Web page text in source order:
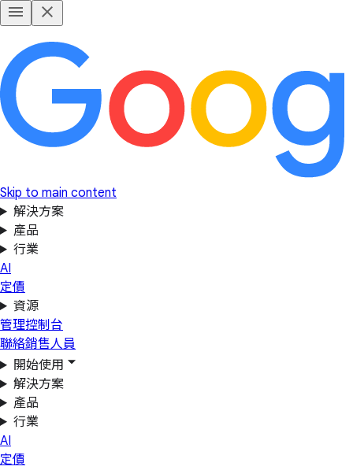
Skip to main content
解決方案
產品
行業
AI
定價
資源
管理控制台
聯絡銷售人員
開始使用
解決方案
產品
行業
AI
定價